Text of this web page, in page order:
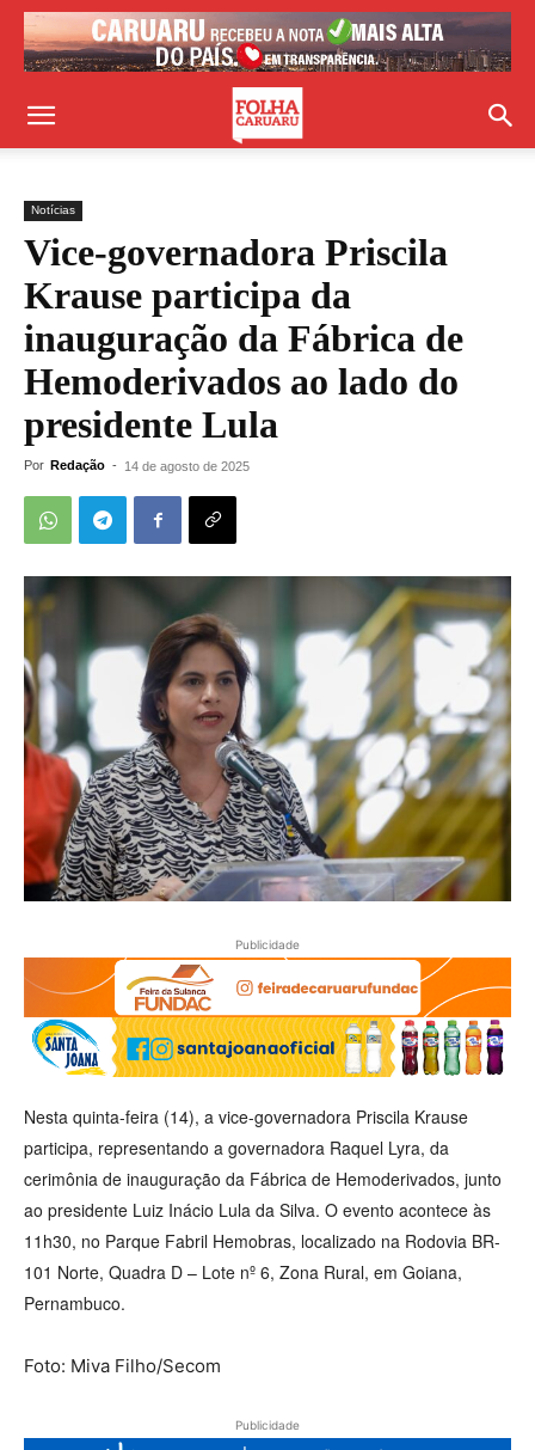
Notícias
Vice-governadora Priscila
Krause participa da
inauguração da Fábrica de
Hemoderivados ao lado do
presidente Lula
Por Redação - 14 de agosto de 2025
Publicidade
Nesta quinta-feira (14), a vice-governadora Priscila Krause
participa, representando a governadora Raquel Lyra, da
cerimônia de inauguração da Fábrica de Hemoderivados, junto
ao presidente Luiz Inácio Lula da Silva. O evento acontece às
11h30, no Parque Fabril Hemobras, localizado na Rodovia BR-
101 Norte, Quadra D – Lote nº 6, Zona Rural, em Goiana,
Pernambuco.
Foto: Miva Filho/Secom
Publicidade